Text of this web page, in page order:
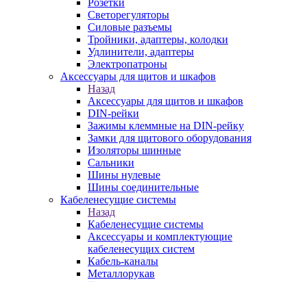
Розетки
Светорегуляторы
Силовые разъемы
Тройники, адаптеры, колодки
Удлинители, адаптеры
Электропатроны
Аксессуары для щитов и шкафов
Назад
Аксессуары для щитов и шкафов
DIN-рейки
Зажимы клеммные на DIN-рейку
Замки для щитового оборудования
Изоляторы шинные
Сальники
Шины нулевые
Шины соединительные
Кабеленесущие системы
Назад
Кабеленесущие системы
Аксессуары и комплектующие
кабеленесущих систем
Кабель-каналы
Металлорукав